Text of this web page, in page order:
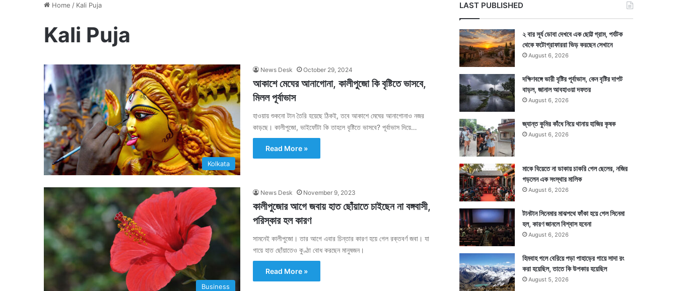
Home / Kali Puja
Kali Puja
Kolkata
News Desk October 29, 2024
আকাশে মেঘের আনাগোনা, কালীপুজো কি বৃষ্টিতে ভাসবে,
মিলল পূর্বাভাস
হাওয়ায় শুকনো টান তৈরি হয়েছে ঠিকই, তবে আকাশে মেঘের আনাগোনাও নজর
কাড়ছে। কালীপুজো, ভাইফোঁটা কি তাহলে বৃষ্টিতে ভাসবে? পূর্বাভাস দিয়ে…
Read More »
Business
News Desk November 9, 2023
কালীপুজোর আগে জবায় হাত ছোঁয়াতে চাইছেন না বঙ্গবাসী,
পরিস্কার হল কারণ
সামনেই কালীপুজো। তার আগে এবার চিন্তার কারণ হয়ে গেল রক্তবর্ণ জবা। যা
গায়ে হাত ছোঁয়াতেও কুণ্ঠা বোধ করছেন মানুষজন।
Read More »
LAST PUBLISHED
২ বার সূর্য ডোবা দেখবে এক ছোট্ট গ্রাম, পর্যটক
থেকে ফটোগ্রাফাররা ভিড় করছেন সেখানে
August 6, 2026
দক্ষিণবঙ্গে ভারী বৃষ্টির পূর্বাভাস, কেন বৃষ্টির দাপট
বাড়ল, জানাল আবহাওয়া দফতর
August 6, 2026
জ্যান্ত কুমির কাঁধে নিয়ে থানায় হাজির কৃষক
August 6, 2026
মাকে বিয়েতে না ডাকায় চাকরি গেল ছেলের, নজির
গড়লেন এক সংস্থার মালিক
August 6, 2026
টানটান সিনেমার মাঝপথে ফাঁকা হয়ে গেল সিনেমা
হল, কারণ জানলে বিশ্বাস হবেনা
August 6, 2026
হিমবাহ গলে বেরিয়ে পড়া পাহাড়ের গায়ে সাদা রং
করা হয়েছিল, তাতে কি উপকার হয়েছিল
August 5, 2026